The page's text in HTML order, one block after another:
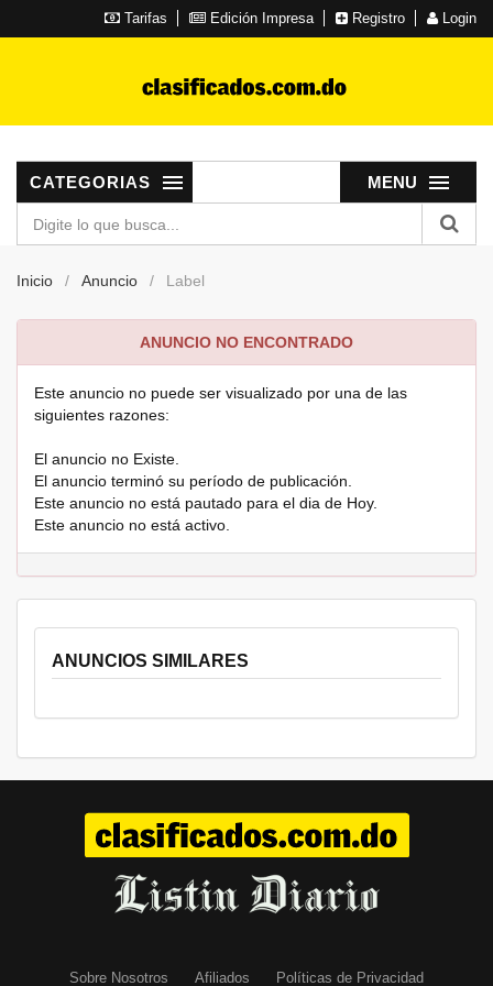
Tarifas Edición Impresa Registro Login
MENU
CATEGORIAS
Inicio Anuncio Label
ANUNCIO NO ENCONTRADO
Este anuncio no puede ser visualizado por una de las
siguientes razones:
El anuncio no Existe.
El anuncio terminó su período de publicación.
Este anuncio no está pautado para el dia de Hoy.
Este anuncio no está activo.
ANUNCIOS SIMILARES
Sobre Nosotros Afiliados Políticas de Privacidad